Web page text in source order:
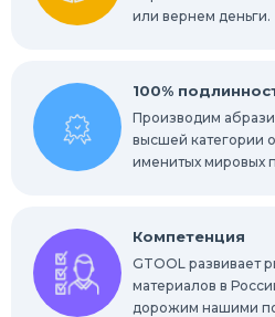
или вернем деньги.
100%
Производим
высшей категории
именитых мировых
Компетенция
GTOOL развивает
материалов в
дорожим нашими